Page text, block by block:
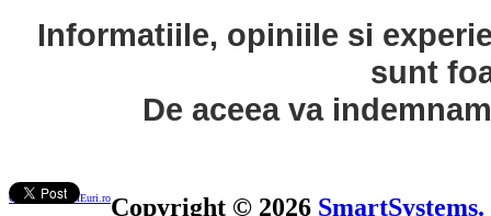
Informatiile, opiniile si
sunt
De aceea va
Contact ControlEuri.roCopyright © 2026 SmartSystems.